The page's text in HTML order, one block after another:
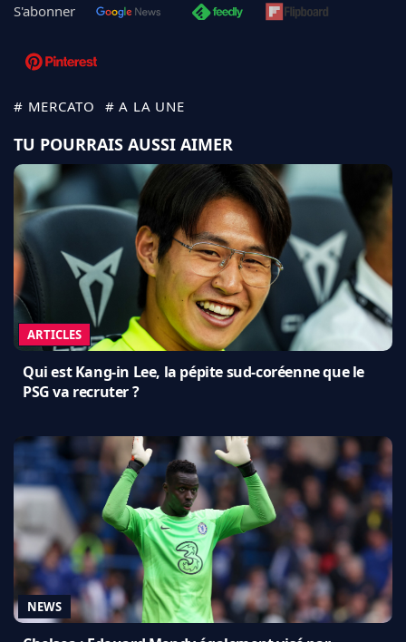
S'abonner
# MERCATO # A LA UNE
TU POURRAIS AUSSI AIMER
ARTICLES
Qui est Kang-in Lee, la pépite sud-coréenne que le
PSG va recruter ?
NEWS